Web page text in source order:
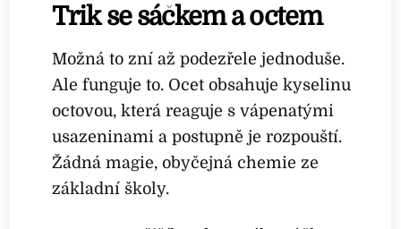
Trik se sáčkem a octem
Možná to zní až podezřele jednoduše.
Ale funguje to. Ocet obsahuje kyselinu
octovou, která reaguje s vápenatými
usazeninami a postupně je rozpouští.
Žádná magie, obyčejná chemie ze
základní školy.